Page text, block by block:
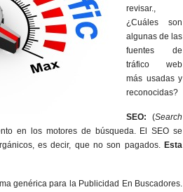
revisar.,
¿Cuáles son
algunas de las
fuentes de
tráfico web
más usadas y
reconocidas?
SEO: (Search
en los motores de búsqueda. El SEO se
es decir, que no son pagados. Esta
genérica para la Publicidad En Buscadores.